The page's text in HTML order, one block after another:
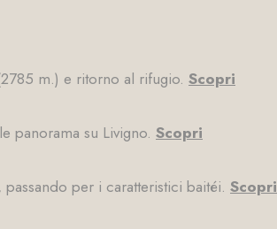
m.) e ritorno al rifugio. Scopri
panorama su Livigno. Scopri
per i caratteristici baitéi. Scopri